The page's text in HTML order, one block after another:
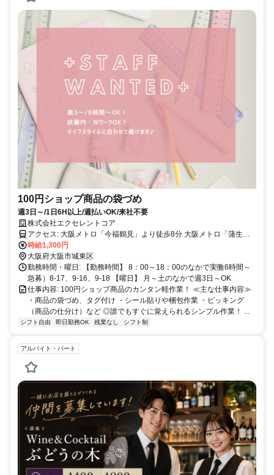
100円ショップ商品の袋づめ
週3日～/1日6H以上/週払いOK/来社不要
株式会社エクセレントコア
アクセス: 大阪メトロ「今福鶴見」より徒歩8分 大阪メトロ「蒲生四
時給1,300円
大阪府大阪市城東区
勤務時間・曜日: 【勤務時間】 8：00～18：00のなかで実働6時間～
急募）8-17、9-16、9-18 【曜日】 月～土のなかで週3日～OK
仕事内容: 100円ショップ商品のカンタン軽作業！ ≪主な仕事内容≫
・商品の袋づめ、タグ付け ・シール貼りや梱包作業 ・ピッキング
（商品の仕分け）など ◎誰でもすぐに覚えられるシンプル作業！ ...
シフト自由 即日勤務OK 残業なし シフト制
アルバイト・パート